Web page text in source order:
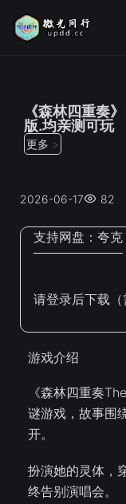
《森林四重奏
版.均亲测可玩
更多 >
2026-06-17 82
支持网盘： 夸克
请登录后下载
游戏介绍
《森林四重奏
谜游戏，故事围
开。
扮演她的灵体，
终告别演唱会。